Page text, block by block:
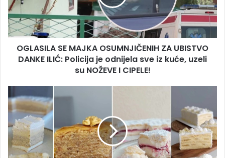
UBISTVO
DANKE
ILIĆ:
Policija
odnijela
uzeli
su
NOŽEVE
I
CIPELE!
OGLASILA SE MAJKA OSUMNJIČENIH ZA UBISTVO
DANKE ILIĆ: Policija je odnijela sve iz kuće, uzeli
su NOŽEVE I CIPELE!
je
neizostavna,
a
evo
kako
pripremiti